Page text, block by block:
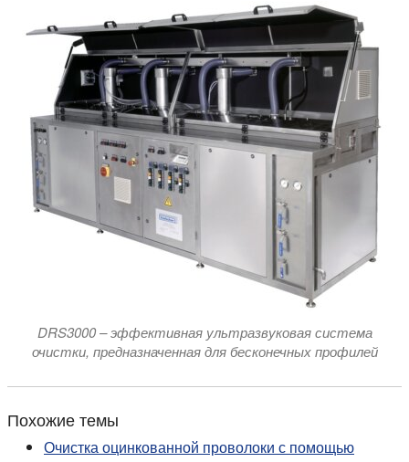
DRS3000 – эффективная ультразвуковая система
очистки, предназначенная для бесконечных профилей
Похожие темы
Очистка оцинкованной проволоки с помощью